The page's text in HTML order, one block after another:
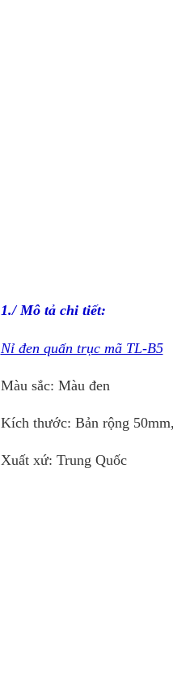
1./ Mô tả chi tiết:
Nỉ đen quấn trục mã TL-B5
Màu sắc: Màu đen
Kích thước: Bản rộng
Xuất xứ: Trung Quốc